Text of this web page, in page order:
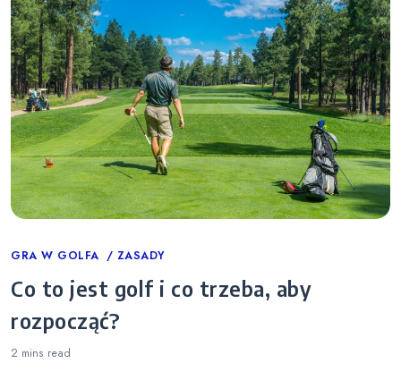
Categories
GRA W GOLFA ZASADY
Co to jest golf i co trzeba, aby
rozpocząć?
2 mins read